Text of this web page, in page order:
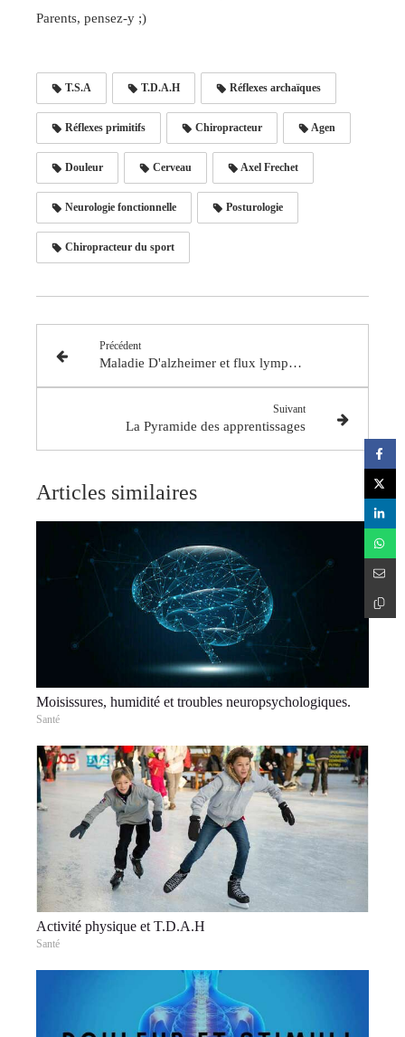
Parents, pensez-y ;)
T.S.A T.D.A.H Réflexes archaïques
Réflexes primitifs Chiropracteur Agen
Douleur Cerveau Axel Frechet
Neurologie fonctionnelle Posturologie
Chiropracteur du sport
Précédent
Maladie D'alzheimer et flux lymphatique cervical
Suivant
La Pyramide des apprentissages
Articles similaires
Moisissures, humidité et troubles neuropsychologiques.
Santé
Activité physique et T.D.A.H
Santé